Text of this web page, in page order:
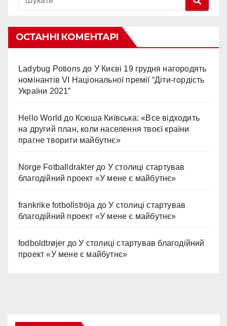
ОСТАННІ КОМЕНТАРІ
Ladybug Potions до У Києві 19 грудня нагородять
номінантів VI Національної премії “Діти-гордість
України 2021”
Hello World до Ксюша Київська: «Все відходить
на другий план, коли населення твоєї країни
прагне творити майбутнє»
Norge Fotballdrakter до У столиці стартував
благодійний проект «У мене є майбутнє»
frankrike fotbollströja доУ столиці стартував
благодійний проект «У мене є майбутнє»
fodboldtrøjer доУ столиці стартував благодійний
проект «У мене є майбутнє»